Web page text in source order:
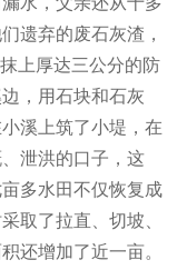
遗弃的废石灰渣，
上厚达三公分的防
，用石块和石灰
溪上筑了小堤，在
泄洪的口子，这
多水田不仅恢复成
取了拉直、切坡、
还增加了近一亩。